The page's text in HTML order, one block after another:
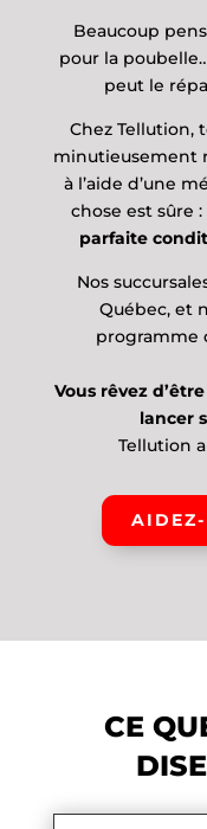
Beaucoup
pour la
peut le
Chez Tellution,
minutieusement
à l’aide d’une
chose est sûre
parfaite
Nos
Québec, et
programme
Vous rêvez
lancer
Tellution
AIDEZ-
CE